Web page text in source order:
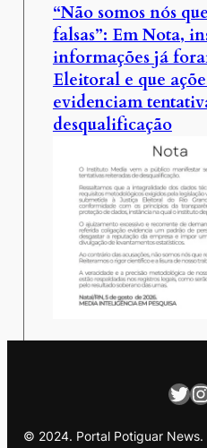
“Não somos nós
falsas”: Em Nota,
informações já
Eleitoral e que
evidenciam
desqualificação
© 2024. Portal Potiguar